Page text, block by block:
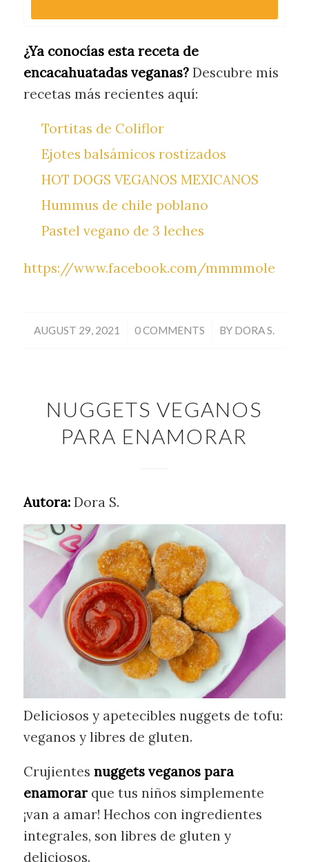
¿Ya conocías esta receta de
encacahuatadas veganas?Descubre mis
recetas más recientes aquí:
Tortitas de Coliflor
Ejotes balsámicos rostizados
HOT DOGS VEGANOS MEXICANOS
Hummus de chile poblano
Pastel vegano de 3 leches
https://www.facebook.com/mmmmole
AUGUST 29, 2021
/ 0 COMMENTS
/ BY DORA S.
NUGGETS VEGANOS
PARA ENAMORAR
Autora:Dora S.
Deliciosos y apetecibles nuggets de tofu:
veganos y libres de gluten.
Crujientes nuggets veganos para
enamorarque tus niños simplemente
¡van a amar! Hechos con ingredientes
integrales, son libres de gluten y
deliciosos.